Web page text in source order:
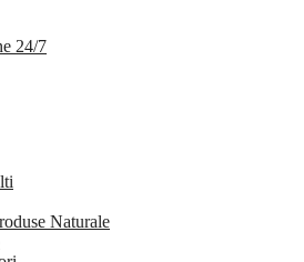
24/7
Naturale